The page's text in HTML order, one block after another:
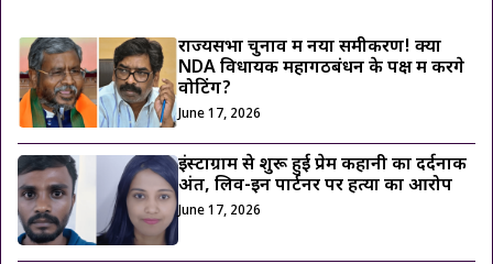
राज्यसभा चुनाव में नया समीकरण! क्या
NDA विधायक महागठबंधन के पक्ष में करेंगे
वोटिंग?
June 17, 2026
इंस्टाग्राम से शुरू हुई प्रेम कहानी का दर्दनाक
अंत, लिव-इन पार्टनर पर हत्या का आरोप
June 17, 2026